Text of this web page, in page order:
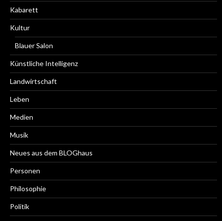
Kabarett
Kultur
Blauer Salon
Künstliche Intelligenz
Landwirtschaft
Leben
Medien
Musik
Neues aus dem BLOGhaus
Personen
Philosophie
Politik